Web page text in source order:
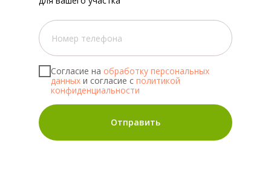
Согласие на обработку персональных
данных и согласие с политикой
конфиденциальности
Отправить